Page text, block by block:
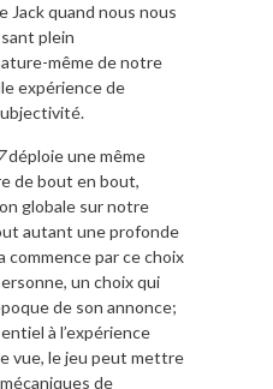
Jack quand nous nous
plein
même de notre
expérience de
déploie une même
de bout en bout,
globale sur notre
autant une profonde
commence par ce choix
un choix qui
de son annonce;
à l’expérience
vue, le jeu peut mettre
de